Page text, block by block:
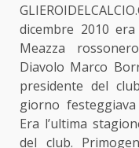
dicembre 2010
Meazza
Diavolo Marco
presidente del
giorno
Era l’ultima
del club.